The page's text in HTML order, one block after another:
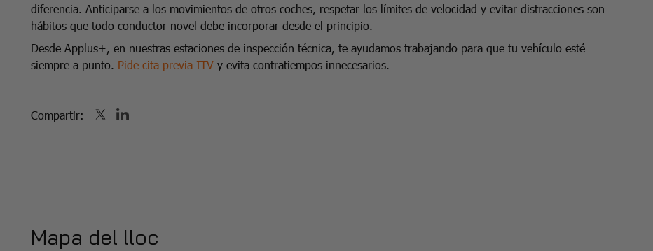
diferencia. Anticiparse a los movimientos de otros coches, respetar los límites de velocidad y evitar distracciones son
hábitos que todo conductor novel debe incorporar desde el principio.
Desde Applus+, en nuestras estaciones de inspección técnica, te ayudamos trabajando para que tu vehículo esté
siempre a punto. Pide cita previa ITV y evita contratiempos innecesarios.
Compartir:
Mapa del lloc